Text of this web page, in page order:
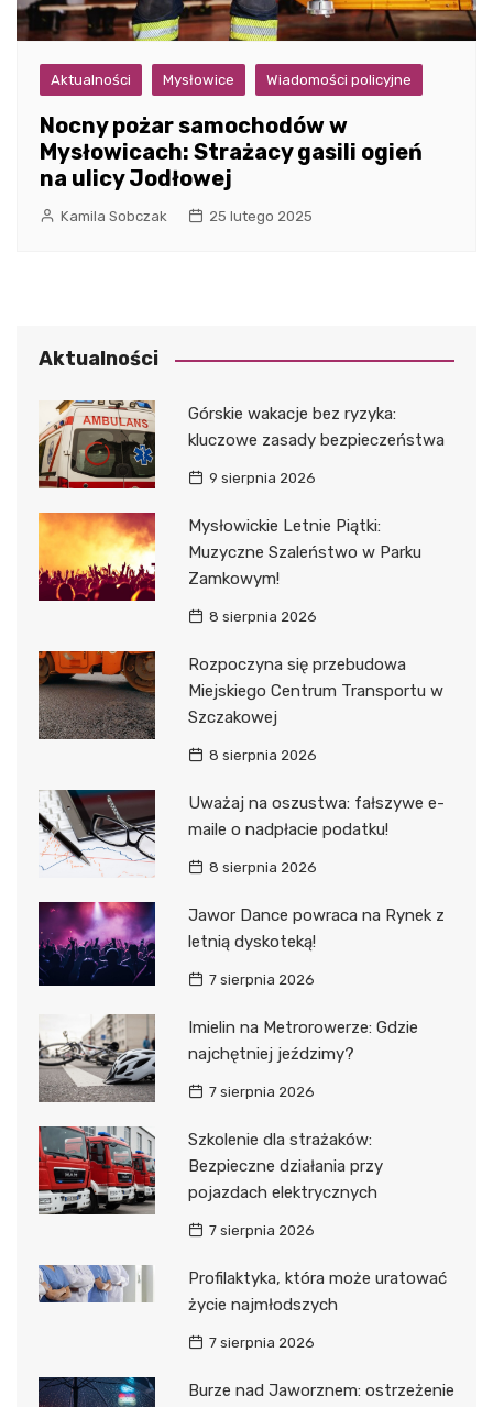
Aktualności Mysłowice Wiadomości policyjne
Nocny pożar samochodów w
Mysłowicach: Strażacy gasili ogień
na ulicy Jodłowej
Kamila Sobczak 25 lutego 2025
Aktualności
Górskie wakacje bez ryzyka:
kluczowe zasady bezpieczeństwa
9 sierpnia 2026
Mysłowickie Letnie Piątki:
Muzyczne Szaleństwo w Parku
Zamkowym!
8 sierpnia 2026
Rozpoczyna się przebudowa
Miejskiego Centrum Transportu w
Szczakowej
8 sierpnia 2026
Uważaj na oszustwa: fałszywe e-
maile o nadpłacie podatku!
8 sierpnia 2026
Jawor Dance powraca na Rynek z
letnią dyskoteką!
7 sierpnia 2026
Imielin na Metrorowerze: Gdzie
najchętniej jeździmy?
7 sierpnia 2026
Szkolenie dla strażaków:
Bezpieczne działania przy
pojazdach elektrycznych
7 sierpnia 2026
Profilaktyka, która może uratować
życie najmłodszych
7 sierpnia 2026
Burze nad Jaworznem: ostrzeżenie